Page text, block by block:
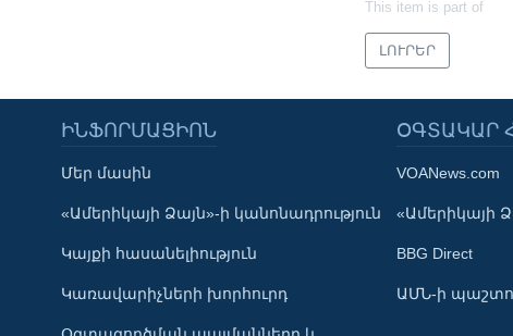
Learning English
ՀԵՏԵՒԵՔ ՄԵԶ
This item is part of
ԼՈՒՐԵՐ
ԻՆՖՈՐՄԱՑԻՈՆ
Մեր մասին
«Ամերիկայի Ձայն»-ի կանոնադրություն
Կայքի հասանելիություն
Կառավարիչների խորհուրդ
ՕԳՏԱԿԱՐ
VOANews.com
«Ամերիկայի
BBG Direct
ԱՄՆ-ի